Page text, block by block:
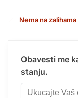
Nema na zalihama
Obavesti me
stanju.